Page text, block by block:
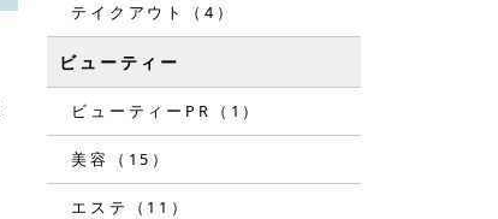
テイクアウト（4）
ビューティー
ビューティーPR（1）
美容（15）
エステ（11）